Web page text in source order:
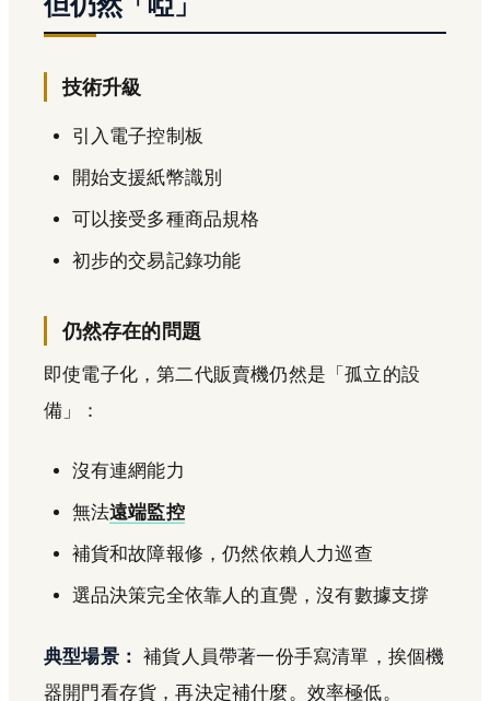
技術升級
引入電子控制板
開始支援紙幣識別
可以接受多種商品規格
初步的交易記錄功能
仍然存在的問題
即使電子化，第二代販賣機仍然是「孤立的設
備」：
沒有連網能力
無法遠端監控
補貨和故障報修，仍然依賴人力巡查
選品決策完全依靠人的直覺，沒有數據支撐
典型場景： 補貨人員帶著一份手寫清單，挨個機
器開門看存貨，再決定補什麼。效率極低。